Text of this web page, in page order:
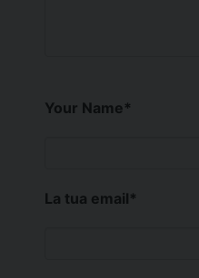
Your Name*
La tua email*